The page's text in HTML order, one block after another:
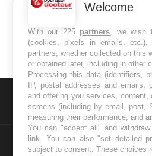
NEWSLETTER
Recevez toutes les
infos santé
Welcome
With our 225 partners, we wish
(cookies, pixels in emails,
partners, whether collected on this
or obtained later, including in other
Processing this data (identifiers,
IP, postal addresses and emails,
and offering you services,
screens (including by email, post,
measuring their performance, and
You can "accept all" and
link. You can also "set detailed
subject to consent. These choices